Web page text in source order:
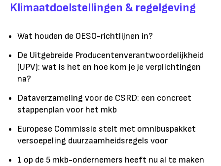
Klimaatdoelstellingen & regelgeving
Wat houden de OESO-richtlijnen in?
De Uitgebreide Producentenverantwoordelijkheid
(UPV): wat is het en hoe kom je je verplichtingen
na?
Dataverzameling voor de CSRD: een concreet
stappenplan voor het mkb
Europese Commissie stelt met omnibuspakket
versoepeling duurzaamheidsregels voor
1 op de 5 mkb-ondernemers heeft nu al te maken